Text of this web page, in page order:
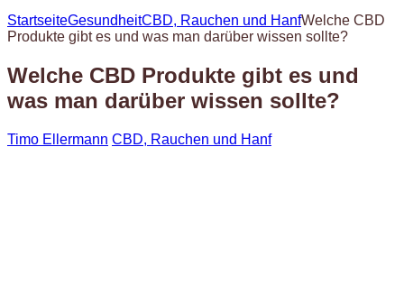
StartseiteGesundheitCBD, Rauchen und HanfWelche CBD
Produkte gibt es und was man darüber wissen sollte?
Welche CBD Produkte gibt es und
was man darüber wissen sollte?
Timo Ellermann CBD, Rauchen und Hanf